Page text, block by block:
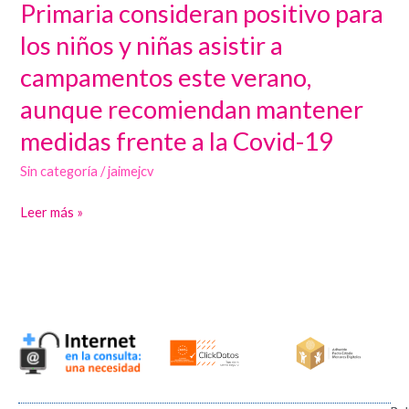
Primaria consideran positivo para
los niños y niñas asistir a
campamentos este verano,
aunque recomiendan mantener
medidas frente a la Covid-19
Sin categoría /jaimejcv
de
Atención
Primaria
consideran
positivo
para
los
y
este
verano,
aunque
recomiendan
Leer más »